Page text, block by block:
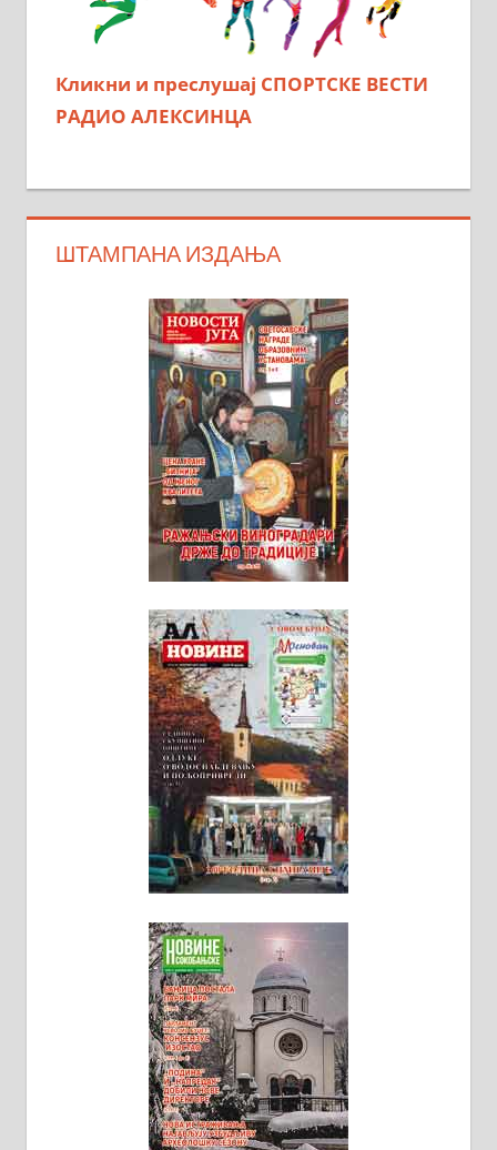
Кликни и преслушај СПОРТСКЕ ВЕСТИ
РАДИО АЛЕКСИНЦА
ШТАМПАНА ИЗДАЊА